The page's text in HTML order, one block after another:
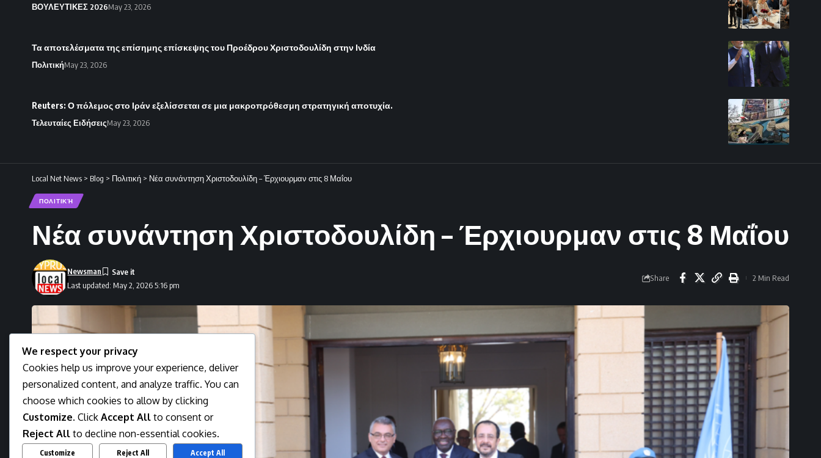
ΒΟΥΛΕΥΤΙΚΕΣ 2026May 23, 2026
Τα αποτελέσματα της επίσημης επίσκεψης του Προέδρου Χριστοδουλίδη στην Ινδία
ΠολιτικήMay 23, 2026
Reuters: Ο πόλεμος στο Ιράν εξελίσσεται σε μια μακροπρόθεσμη στρατηγική αποτυχία.
Τελευταίες ΕιδήσειςMay 23, 2026
Local Net News > Blog > Πολιτική > Νέα συνάντηση Χριστοδουλίδη – Έρχιουρμαν στις 8 Μαΐου
ΠΟΛΙΤΙΚΉ
Νέα συνάντηση Χριστοδουλίδη – Έρχιουρμαν στις 8 Μαΐου
Last updated: May 2, 2026 5:16 pm
Newsman
Share 2 Min Read
We respect your privacy
Cookies help us improve your experience, deliver
personalized content, and analyze traffic. You can
choose which cookies to allow by clicking
Customize. Click Accept All to consent or
Reject All to decline non-essential cookies.
Customize Reject All Accept All